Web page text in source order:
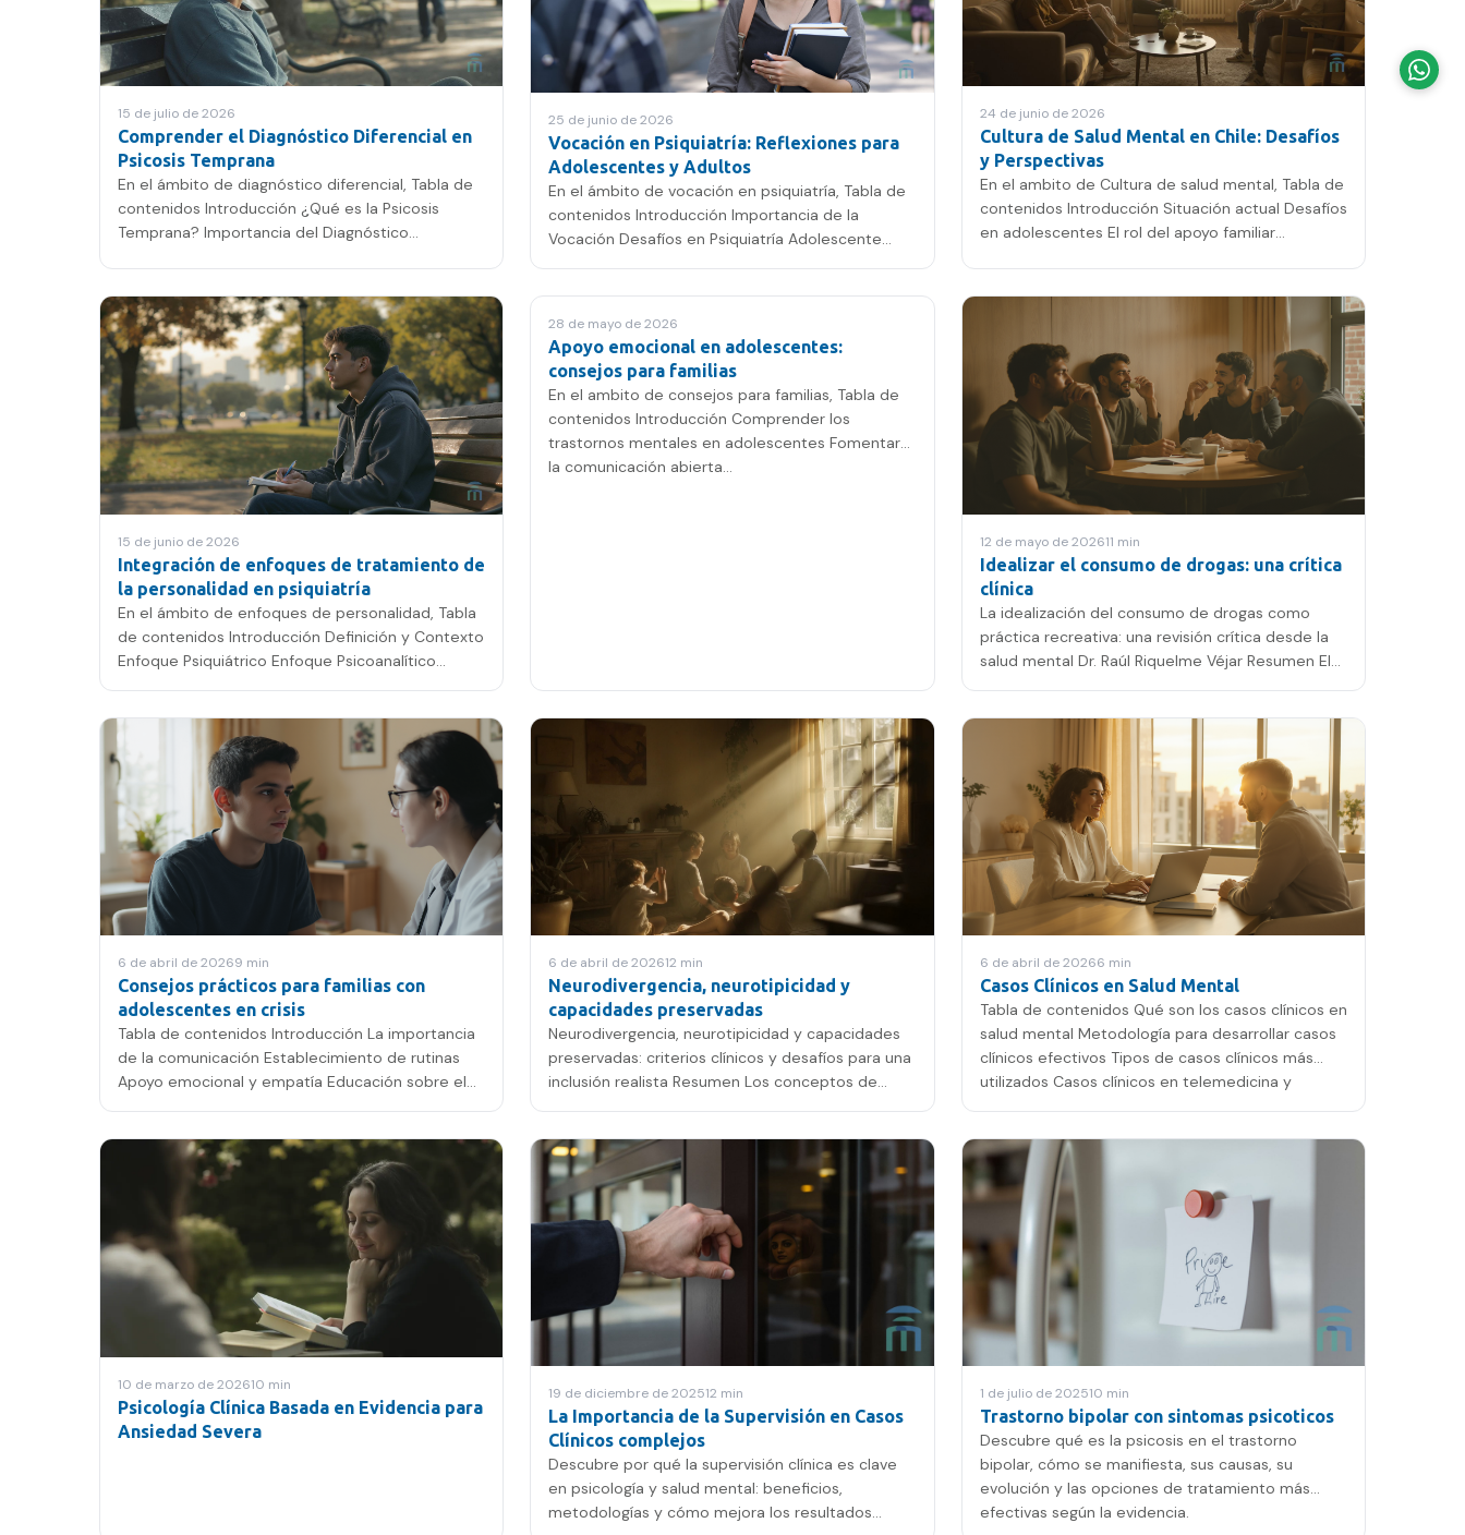
15 de julio de 2026
Comprender el Diagnóstico Diferencial en
Psicosis Temprana
En el ámbito de diagnóstico diferencial, Tabla de
contenidos Introducción ¿Qué es la Psicosis
Temprana? Importancia del Diagnóstico
25 de junio de 2026
Vocación en Psiquiatría: Reflexiones para
Adolescentes y Adultos
En el ámbito de vocación en psiquiatría, Tabla de
contenidos Introducción Importancia de la
Vocación Desafíos en Psiquiatría Adolescente
24 de junio de 2026
Cultura de Salud Mental en Chile: Desafíos
y Perspectivas
En el ambito de Cultura de salud mental, Tabla de
contenidos Introducción Situación actual Desafíos
en adolescentes El rol del apoyo familiar
15 de junio de 2026
Integración de enfoques de tratamiento de
la personalidad en psiquiatría
En el ámbito de enfoques de personalidad, Tabla
de contenidos Introducción Definición y Contexto
Enfoque Psiquiátrico Enfoque Psicoanalítico
28 de mayo de 2026
Apoyo emocional en adolescentes:
consejos para familias
En el ambito de consejos para familias, Tabla de
contenidos Introducción Comprender los
trastornos mentales en adolescentes Fomentar
la comunicación abierta…
12 de mayo de 202611 min
Idealizar el consumo de drogas: una crítica
clínica
La idealización del consumo de drogas como
práctica recreativa: una revisión crítica desde la
salud mental Dr. Raúl Riquelme Véjar Resumen El
6 de abril de 20269 min
Consejos prácticos para familias con
adolescentes en crisis
Tabla de contenidos Introducción La importancia
de la comunicación Establecimiento de rutinas
Apoyo emocional y empatía Educación sobre el
Introducción El de
6 de abril de 202612 min
Neurodivergencia, neurotipicidad y
capacidades preservadas
Neurodivergencia, neurotipicidad y capacidades
preservadas: criterios clínicos y desafíos para una
inclusión realista Resumen Los conceptos de
modelos deficitarios
6 de abril de 20266 min
Casos Clínicos en Salud Mental
Tabla de contenidos Qué son los casos clínicos en
salud mental Metodología para desarrollar casos
clínicos efectivos Tipos de casos clínicos más
utilizados Casos clínicos en telemedicina y
10 de marzo de 202610 min
Psicología Clínica Basada en Evidencia para
Ansiedad Severa
19 de diciembre de 202512 min
La Importancia de la Supervisión en Casos
Clínicos complejos
Descubre por qué la supervisión clínica es clave
en psicología y salud mental: beneficios,
metodologías y cómo mejora los resultados
1 de julio de 202510 min
Trastorno bipolar con sintomas psicoticos
Descubre qué es la psicosis en el trastorno
bipolar, cómo se manifiesta, sus causas, su
evolución y las opciones de tratamiento más
efectivas según la evidencia.